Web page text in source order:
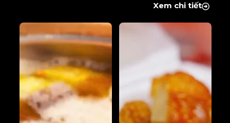
Xem chi tiết